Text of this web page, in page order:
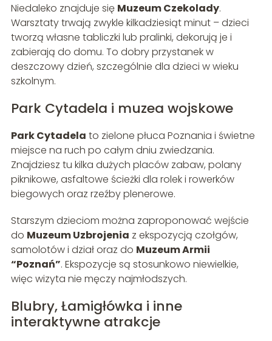
Niedaleko znajduje się Muzeum Czekolady.
Warsztaty trwają zwykle kilkadziesiąt minut – dzieci
tworzą własne tabliczki lub pralinki, dekorują je i
zabierają do domu. To dobry przystanek w
deszczowy dzień, szczególnie dla dzieci w wieku
szkolnym.
Park Cytadela i muzea wojskowe
Park Cytadela to zielone płuca Poznania i świetne
miejsce na ruch po całym dniu zwiedzania.
Znajdziesz tu kilka dużych placów zabaw, polany
piknikowe, asfaltowe ścieżki dla rolek i rowerków
biegowych oraz rzeźby plenerowe.
Starszym dzieciom można zaproponować wejście
do Muzeum Uzbrojenia z ekspozycją czołgów,
samolotów i dział oraz do Muzeum Armii
“Poznań”. Ekspozycje są stosunkowo niewielkie,
więc wizyta nie męczy najmłodszych.
Blubry, Łamigłówka i inne
interaktywne atrakcje